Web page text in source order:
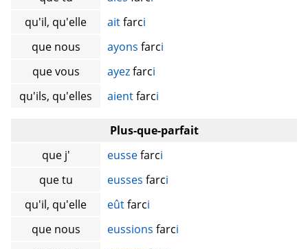
qu'il, qu'elle
aitfarci
que nous
ayons farci
que vous
ayezfarci
qu'ils, qu'elles
aientfarci
Plus-que-parfait
que j'
eussefarci
que tu
eusses farci
qu'il, qu'elle
eûtfarci
que nous
eussions farci